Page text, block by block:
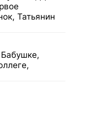
Татьянин